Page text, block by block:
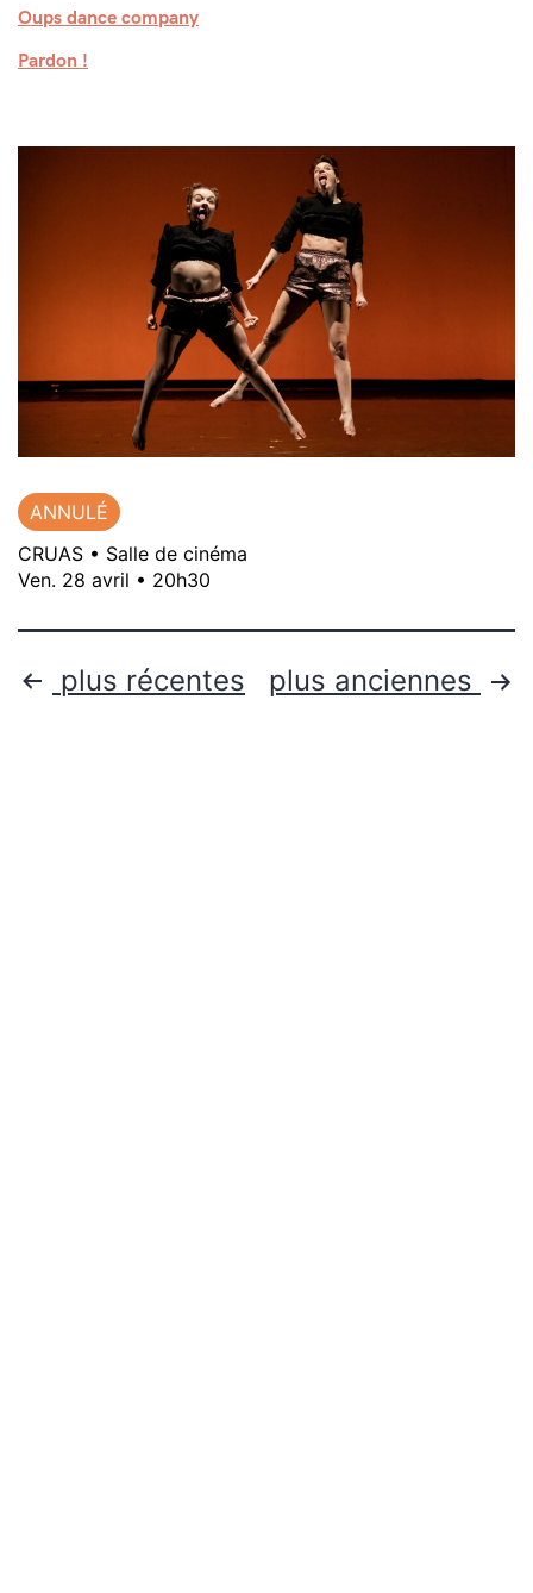
Oups dance company
Pardon !
ANNULÉ
CRUAS • Salle de cinéma
Ven. 28 avril • 20h30
plus récentes plus anciennes